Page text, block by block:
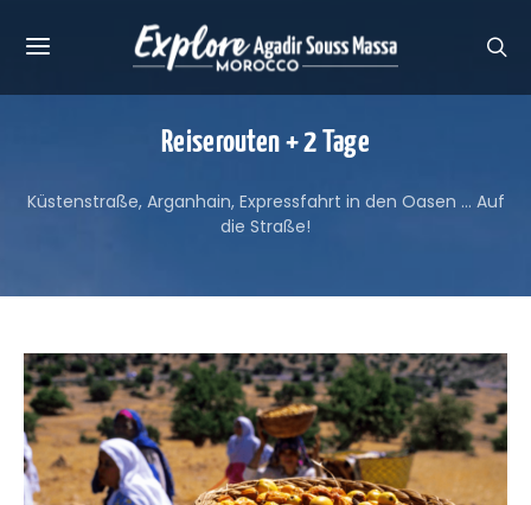
Reiserouten + 2 Tage
Küstenstraße, Arganhain, Expressfahrt in den Oasen … Auf
die Straße!